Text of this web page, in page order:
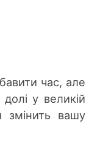
час, але
у великій
змінить вашу